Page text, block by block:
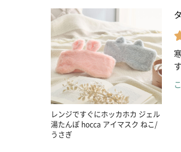
レンジですぐにホッカホカ ジェル
湯たんぽ hocca アイマスク ねこ/
うさぎ